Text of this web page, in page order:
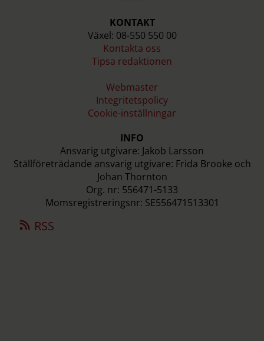
KONTAKT
Växel: 08-550 550 00
Kontakta oss
Tipsa redaktionen
Webmaster
Integritetspolicy
Cookie-inställningar
INFO
Ansvarig utgivare: Jakob Larsson
Ställföreträdande ansvarig utgivare: Frida Brooke och
Johan Thornton
Org. nr: 556471-5133
Momsregistreringsnr: SE556471513301
RSS